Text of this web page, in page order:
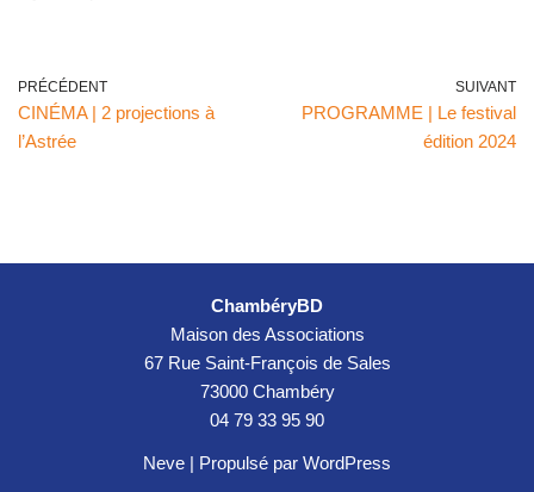
PRÉCÉDENT
CINÉMA | 2 projections à
l’Astrée
SUIVANT
PROGRAMME | Le festival
édition 2024
ChambéryBD
Maison des Associations
67 Rue Saint-François de Sales
73000 Chambéry
04 79 33 95 90
Neve | Propulsé par WordPress